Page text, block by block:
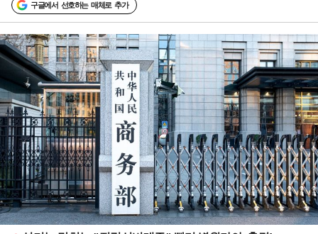
구글에서 선호하는 매체로 추가